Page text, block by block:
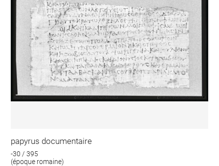
papyrus documentaire
-30 / 395
(époque romaine)